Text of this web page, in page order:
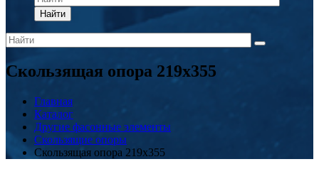
Найти
Скользящая опора 219x355
Главная
Каталог
Другие фасонные элементы
Скользящие опоры
Скользящая опора 219x355